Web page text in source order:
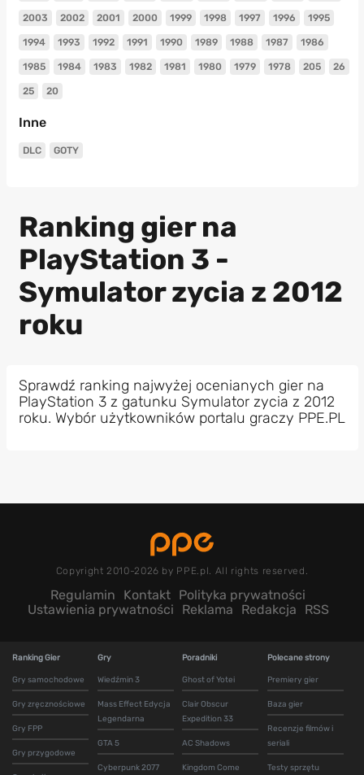
2003 2002 2001 2000 1999 1998 1997 1996 1995
1994 1993 1992 1991 1990 1989 1988 1987 1986
1985 1984 1983 1982 1981 1980 1979 1978 205 26
25 20
Inne
DLC GOTY
Ranking gier na
PlayStation 3 -
Symulator zycia z 2012
roku
Sprawdź ranking najwyżej ocenianych gier na
PlayStation 3 z gatunku Symulator zycia z 2012
roku. Wybór użytkowników portalu graczy PPE.PL
Copyright 2010-2026 by PPE.pl. All rights reserved.
Regulamin Kontakt Polityka prywatności
Ustawienia prywatności
Reklama Redakcja RSS
Ranking Gier
Gry samochodowe
Gry zręcznościowe
Gry FPP
Gry przygodowe
Gry
Wiedźmin 3
Mass Effect Edycja
Legendarna
GTA 5
Cyberpunk 2077
Poradniki
Ghost of Yotei
Clair Obscur
Expedition 33
AC Shadows
Kingdom Come
Polecane strony
Premiery gier
Baza gier
Recenzje filmów i
seriali
Testy sprzętu